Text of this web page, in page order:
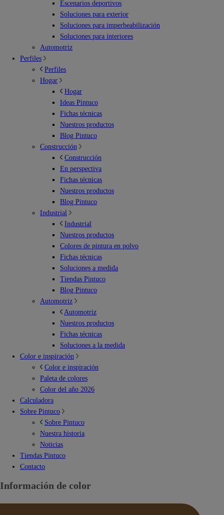
Escenarios deportivos
Soluciones para exterior
Soluciones para imperbeabilización
Soluciones para interiores
Automotriz
Perfiles
Perfiles
Hogar
Hogar
Ideas Pintuco
Fichas técnicas
Nuestros productos
Blog Pintuco
Construcción
Construcción
En perspectiva
Fichas técnicas
Nuestros productos
Blog Pintuco
Industrial
Industrial
Nuestros productos
Colores de pintura en polvo
Fichas técnicas
Soluciones a medida
Tiendas Pintuco
Blog Pintuco
Automotriz
Automotriz
Nuestros productos
Fichas técnicas
Soluciones a la medida
Color e inspiración
Color e inspiración
Paleta de colores
Color del año 2026
Calculadora
Sobre Pintuco
Sobre Pintuco
Nuestra historia
Noticias
Tiendas Pintuco
Contacto
Información de color